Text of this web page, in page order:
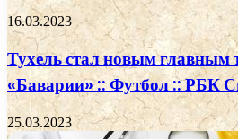
16.03.2023
Тухель стал новым главным
«Баварии» :: Футбол :: РБК
25.03.2023